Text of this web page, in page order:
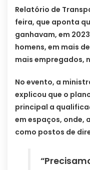
Relatório de
feira, que aponta
ganhavam, em
homens, em mais
mais empregados,
No evento, a
explicou que o
principal a
em espaços, onde,
como postos de